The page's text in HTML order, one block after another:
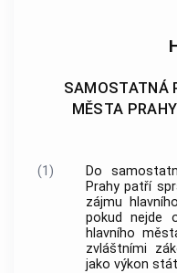
SAMOSTATNÁ
MĚSTA
(1) Do
Prahypatří
zájmu
pokud nejde
hlavního
zvláštními
jako výkon